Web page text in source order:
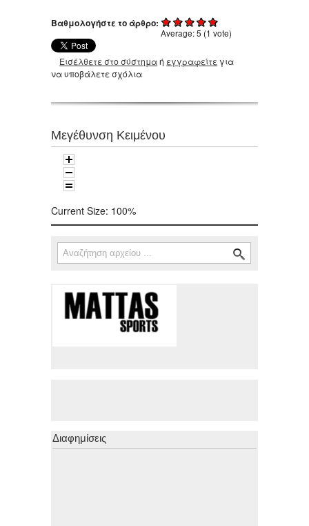
Βαθμολογήστε το άρθρο:
Average:5 (1 vote)
Εισέλθετε στο σύστημαή εγγραφείτε για
να υποβάλετε σχόλια
Μεγέθυνση Κειμένου
Current Size: 100%
Φόρμα αναζήτησης
Αναζήτηση
Διαφημίσεις